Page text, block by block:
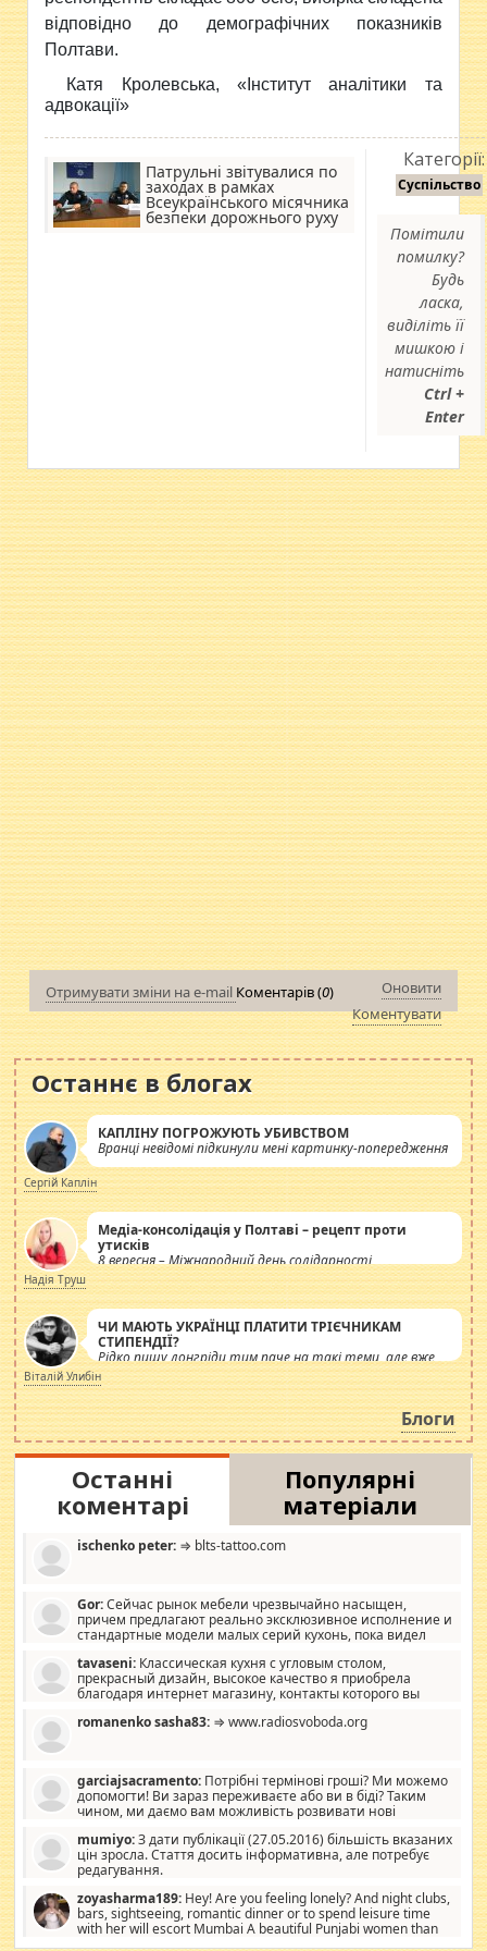
відповідно до демографічних показників
Полтави.
Катя Кролевська, «Інститут аналітики та
адвокації»
Патрульні звітувалися по
заходах в рамках
Всеукраїнського місячника
безпеки дорожнього руху
Категорії:
Суспільство
Помітили
помилку?
Будь
ласка,
виділіть її
мишкою і
натисніть
Ctrl +
Enter
Отримувати зміни на e-mail Коментарів (0)
Оновити
Коментувати
Останнє в блогах
КАПЛІНУ ПОГРОЖУЮТЬ УБИВСТВОМ
Вранці невідомі підкинули мені картинку-попередження
Сергій Каплін
Медіа-консолідація у Полтаві – рецепт проти
утисків
8 вересня – Міжнародний день солідарності
журналістів.
Надія Труш
ЧИ МАЮТЬ УКРАЇНЦІ ПЛАТИТИ ТРІЄЧНИКАМ
СТИПЕНДІЇ?
Рідко пишу лонгріди тим паче на такі теми, але вже
просто дістало! Обурюють сьогоднішні інсенуації
навколо стипендіального питання. Штучно
роздувається ще одна соціальна катастрофа.
Віталій Улибін
Блоги
Останні
коментарі
Популярні
матеріали
ischenko peter: ⇒ blts-tattoo.com
Gor:Сейчас рынок мебели чрезвычайно насыщен,
причем предлагают реально эксклюзивное исполнение и
стандартные модели малых серий кухонь, пока видел
стандартные формы, в MebelOk, креативненько и что главное -
со вкусом все в порядке, без ненужных наворотов удорожающих
мебель, а это не последний фактор.
tavaseni: Классическая кухня с угловым столом,
прекрасный дизайн, высокое качество я приобрела
благодаря интернет магазину, контакты которого вы
romanenko sasha83: ⇒ www.radiosvoboda.org
garciajsacramento: Потрібні термінові гроші? Ми можемо
допомогти! Ви зараз переживаєте або ви в біді? Таким
чином, ми даємо вам можливість розвивати нові
допомагати людям, які намагаються дати їм шанс. Кожен
заслуговує на другий шанс, і, оскільки влада не зможе, вони
повинні приймати від інших. Для нас нема багато суми, і зрілість
витрат, а тільки узгоджених сум і нічого іншого. Не чекайте і не
коментуйте цей пост. Введіть суму, яку ви хочете подати, і ми
зв'яжемося з вами з усіма варіантами. зв'яжіться з нами
mumiyo:З дати публікації (27.05.2016) більшість вказаних
цін зросла. Стаття досить інформативна, але потребує
редагування.
zoyasharma189: Hey! Are you feeling lonely? And night clubs,
bars, sightseeing, romantic dinner or to spend leisure time
with her will escort Mumbai A beautiful Punjabi women than
sexy escort companion in arms that you guys feel like 5 star luxury